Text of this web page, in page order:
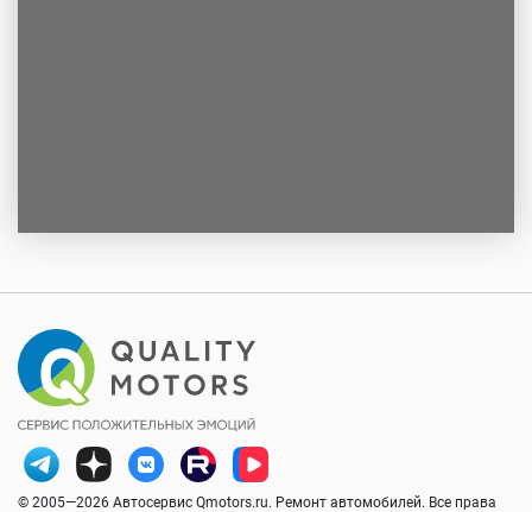
© 2005—2026 Автосервис Qmotors.ru. Ремонт автомобилей. Все права